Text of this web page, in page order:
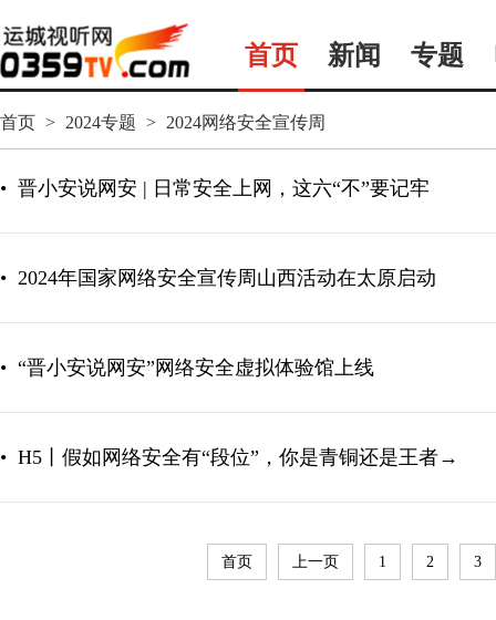
首页 新闻 专题
首页 > 2024专题 > 2024网络安全宣传周
• 晋小安说网安 | 日常安全上网，这六“不”要记牢
• 2024年国家网络安全宣传周山西活动在太原启动
• “晋小安说网安”网络安全虚拟体验馆上线
• H5丨假如网络安全有“段位”，你是青铜还是王者→
首页 上一页 1 2 3